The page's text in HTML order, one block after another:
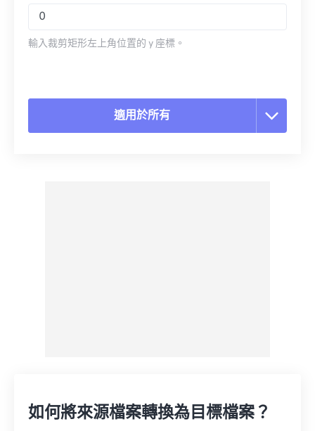
輸入裁剪矩形左上角位置的 y 座標。
適用於所有
如何將來源檔案轉換為目標檔案？